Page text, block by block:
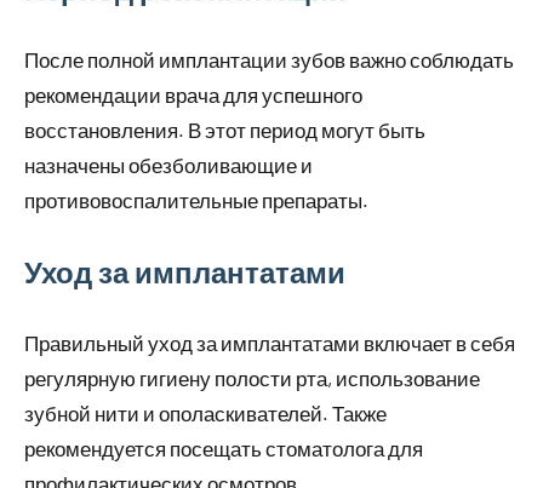
После полной имплантации зубов важно соблюдать
рекомендации врача для успешного
восстановления. В этот период могут быть
назначены обезболивающие и
противовоспалительные препараты.
Уход за имплантатами
Правильный уход за имплантатами включает в себя
регулярную гигиену полости рта, использование
зубной нити и ополаскивателей. Также
рекомендуется посещать стоматолога для
профилактических осмотров.